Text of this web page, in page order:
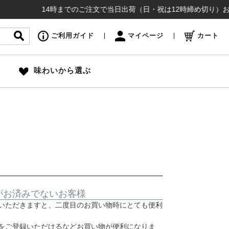
14時までのご注文で当日出荷（日・祝は12時締め切り）お
ご利用ガイド マイページ カート
味わいから選ぶ
済みでないお客様
ただきますと、二度目のお買い物時にとても便利
ご登録いただけるなどお買い物が便利になりま